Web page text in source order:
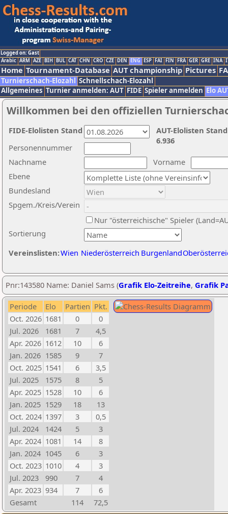
Logged on: Gast
Arabic ARM AZE BIH BUL CAT CHN CRO CZE DEN ENG ESP FAI FIN FRA GER GRE INA
Home Tournament-Database AUT championship Pictures
Turnierschach-Elozahl Schnellschach-Elozahl
Allgemeines Turnier anmelden: AUT FIDE Spieler anmelden Elo
Willkommen bei den offiziellen
Nachname
Vorname
Ebene
Sortierung
Personennummer
Bundesland
Spgem./Kreis/Verein
Nur "österreichische" Spieler
Vereinslisten:Wien Niederösterreich Burgenland
AUT-Elolisten
6.936
FIDE-Elolisten Stand
Pnr:143580 Name: Daniel Sams (Grafik Elo-Zeitreihe, Grafik
Periode Elo Partien Pkt.
Oct. 2026 1681 0
0
Jul. 2026
1681 7
4,5
Apr. 2026 1612 10
6
Jan. 2026 1585 9
7
Oct. 2025 1541 6
3,5
Jul. 2025
1575 8
5
Apr. 2025 1528 10
6
Jan. 2025 1529 18
13
Oct. 2024 1397 3
0,5
Jul. 2024
1424 5
3
Apr. 2024 1081 14
8
Jan. 2024 1045 6
3
Oct. 2023 1010 4
3
Jul. 2023
990 7
4
Apr. 2023 934 7
6
Gesamt
114 72,5